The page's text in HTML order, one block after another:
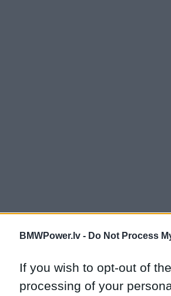
BMWPower.lv - Do Not Process
If you wish to opt-out of
processing of your